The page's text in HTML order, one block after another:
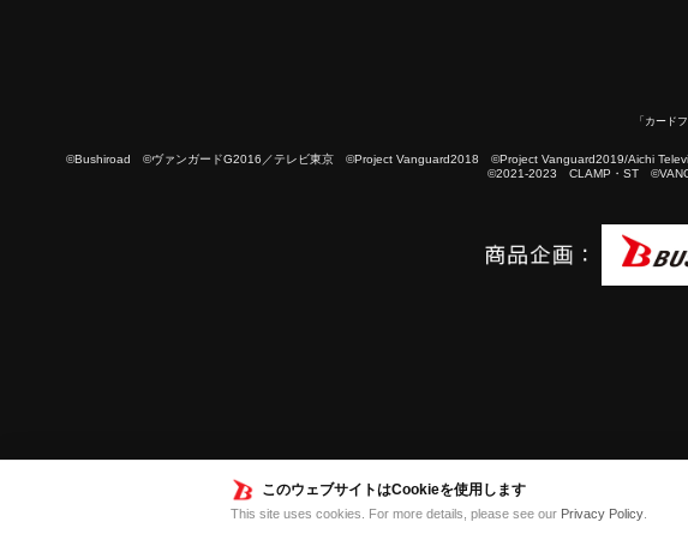
このウェブサイトはCookieを使用します
This site uses cookies. For more details, please see our Privacy Policy
「カード
©Bushiroad ©ヴァンガードG2016／テレビ東京 ©Project Vanguard2018 ©Project Vanguard2019/Aichi
©2021-2023 CLAMP・ST